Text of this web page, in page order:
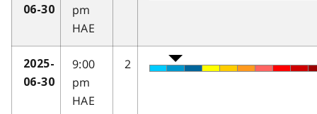
06-30
pm
HAE
2025-
06-30
9:00
pm
HAE
2